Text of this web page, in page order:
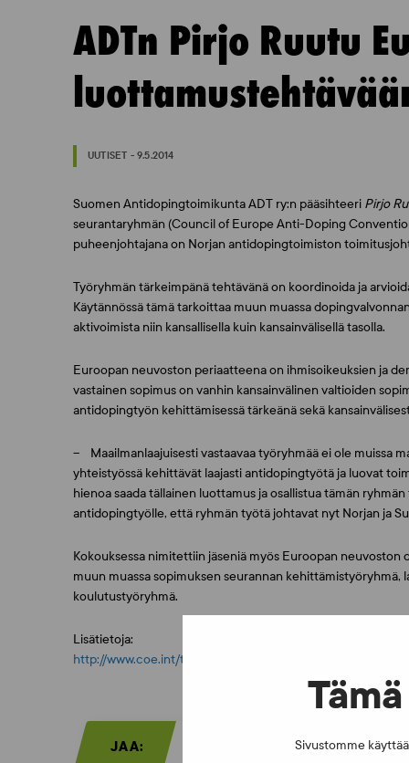
Sivustomme
ADTn Pirjo Ruutu
UUTISET - 9.5.2014
Suomen Antidopingtoimikunta ADT ry:n pääsihteeri Pirjo
seurantaryhmän (Council of Europe Anti-Doping
puheenjohtajana on Norjan antidopingtoimiston
Työryhmän tärkeimpänä tehtävänä on koordinoida ja
Käytännössä tämä tarkoittaa muun muassa
aktivoimista niin kansallisella kuin kansainvälisellä tasolla.
Euroopan neuvoston periaatteena on ihmisoikeuksien ja
vastainen sopimus on vanhin kansainvälinen valtioiden
antidopingtyön kehittämisessä tärkeänä sekä
– Maailmanlaajuisesti vastaavaa työryhmää ei ole muissa
yhteistyössä kehittävät laajasti antidopingtyötä ja luovat
hienoa saada tällainen luottamus ja osallistua tämän
antidopingtyölle, että ryhmän työtä johtavat nyt Norjan ja
Kokouksessa nimitettiin jäseniä myös Euroopan
muun muassa sopimuksen seurannan
koulutustyöryhmä.
Lisätietoja:
http://www.coe.int/t/dg4/sport/doping/convention_en.asp
JAA: